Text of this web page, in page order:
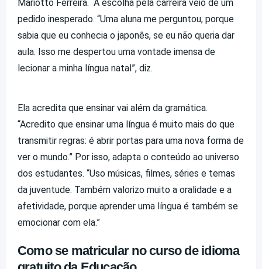
Mariotto Ferreira. A escolha pela carreira veio de um
pedido inesperado. “Uma aluna me perguntou, porque
sabia que eu conhecia o japonês, se eu não queria dar
aula. Isso me despertou uma vontade imensa de
lecionar a minha língua natal”, diz.
Ela acredita que ensinar vai além da gramática.
“Acredito que ensinar uma língua é muito mais do que
transmitir regras: é abrir portas para uma nova forma de
ver o mundo.” Por isso, adapta o conteúdo ao universo
dos estudantes. “Uso músicas, filmes, séries e temas
da juventude. Também valorizo muito a oralidade e a
afetividade, porque aprender uma língua é também se
emocionar com ela.”
Como se matricular no curso de idioma